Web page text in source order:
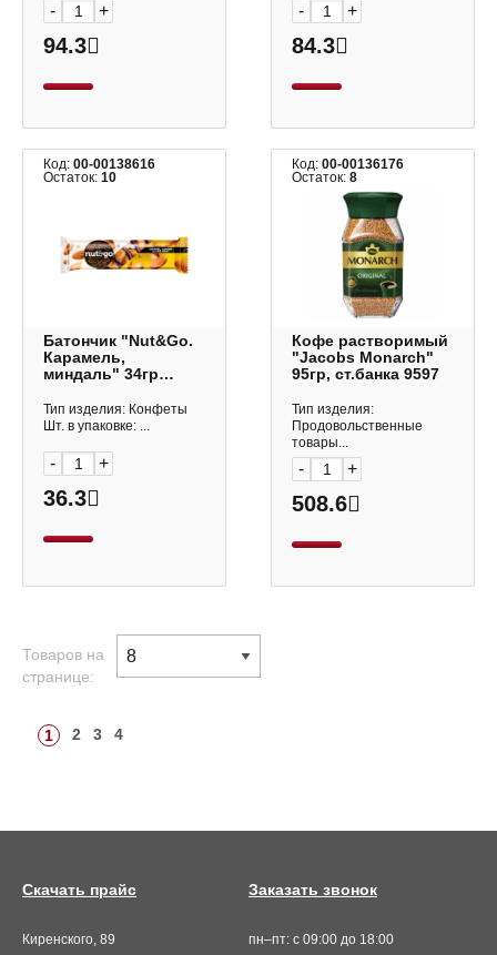
- +
94.3
- +
84.3
Код: 00-00138616
Остаток: 10
Батончик "Nut&Go.
Карамель,
миндаль" 34гр
Тип изделия: Конфеты
Шт. в упаковке: ...
- +
36.3
Код:00-00136176
Остаток:8
Кофе растворимый
"Jacobs Monarch"
95гр, ст.банка 9597
Тип изделия:
Продовольственные
товары...
- +
508.6
Товаров на
странице:
1 2 3 4
Киренского, 89
пн–пт: с 09:00 до 18:00
Заказать звонок
Скачать прайс